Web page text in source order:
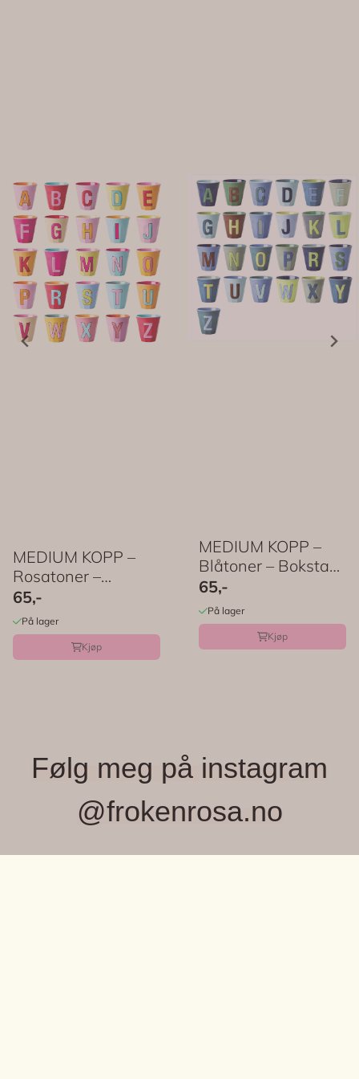
MEDIUM KOPP –
Rosatoner –
Bokstav – Rice
65,-
På lager
Kjøp
MEDIUM KOPP –
Blåtoner – Bokstav
– Rice
65,-
På lager
Kjøp
Følg meg på instagram
@frokenrosa.no